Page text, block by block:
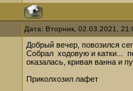
Дата: Вторник, 02.03.2021,
Добрый вечер, повозился
Собрал ходовую и катки...
оказалась, кривая ванна и
Приколхозил лафет